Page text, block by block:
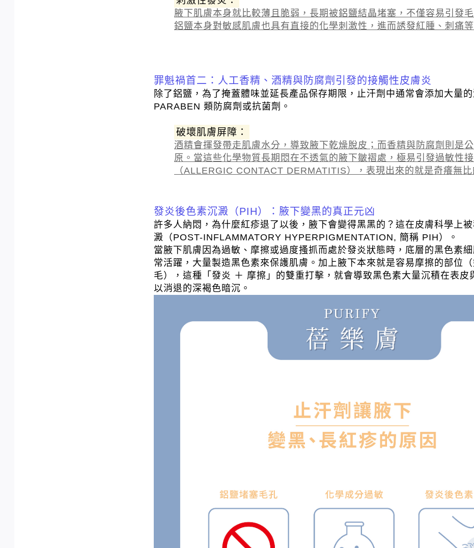
腋下肌膚本身就比較薄且脆弱，長期被鋁鹽結晶堵塞，不僅容易引發
鋁鹽本身對敏感肌膚也具有直接的化學刺激性，進而誘發紅腫、刺痛等
罪魁禍首二：人工香精、酒精與防腐劑引發的接觸性皮膚炎
除了鋁鹽，為了掩蓋體味並延長產品保存期限，止汗劑中通常會添加大量的
PARABEN 類防腐劑或抗菌劑。
破壞肌膚屏障：
酒精會揮發帶走肌膚水分，導致腋下乾燥脫皮；而香精與防腐劑則是
原。當這些化學物質長期悶在不透氣的腋下皺褶處，極易引發過敏性
（ALLERGIC CONTACT DERMATITIS），表現出來的就是奇癢無比
發炎後色素沉澱（PIH）：腋下變黑的真正元凶
許多人納悶，為什麼紅疹退了以後，腋下會變得黑黑的？這在皮膚科學上
澱（POST-INFLAMMATORY HYPERPIGMENTATION, 簡稱 PIH）。
當腋下肌膚因為過敏、摩擦或過度搔抓而處於發炎狀態時，底層的黑色素
常活躍，大量製造黑色素來保護肌膚。加上腋下本來就是容易摩擦的部位（
毛），這種「發炎 ＋ 摩擦」的雙重打擊，就會導致黑色素大量沉積在表皮
以消退的深褐色暗沉。